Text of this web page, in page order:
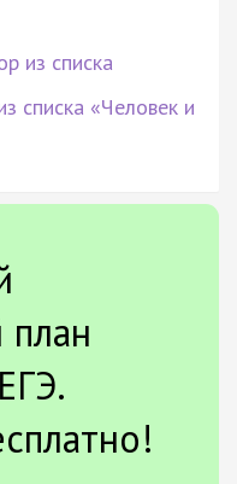
из списка
списка «Человек и
план